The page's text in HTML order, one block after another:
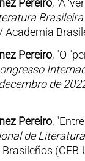
Pereiro, "A
Academia
Pereiro, "O
de
Pereiro,
de